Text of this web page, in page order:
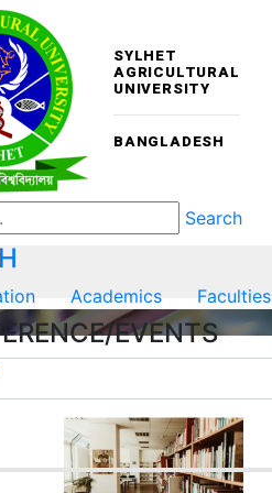
SYLHET
AGRICULTURAL
UNIVERSITY
BANGLADESH
Search
Academics Faculties
EVENTS